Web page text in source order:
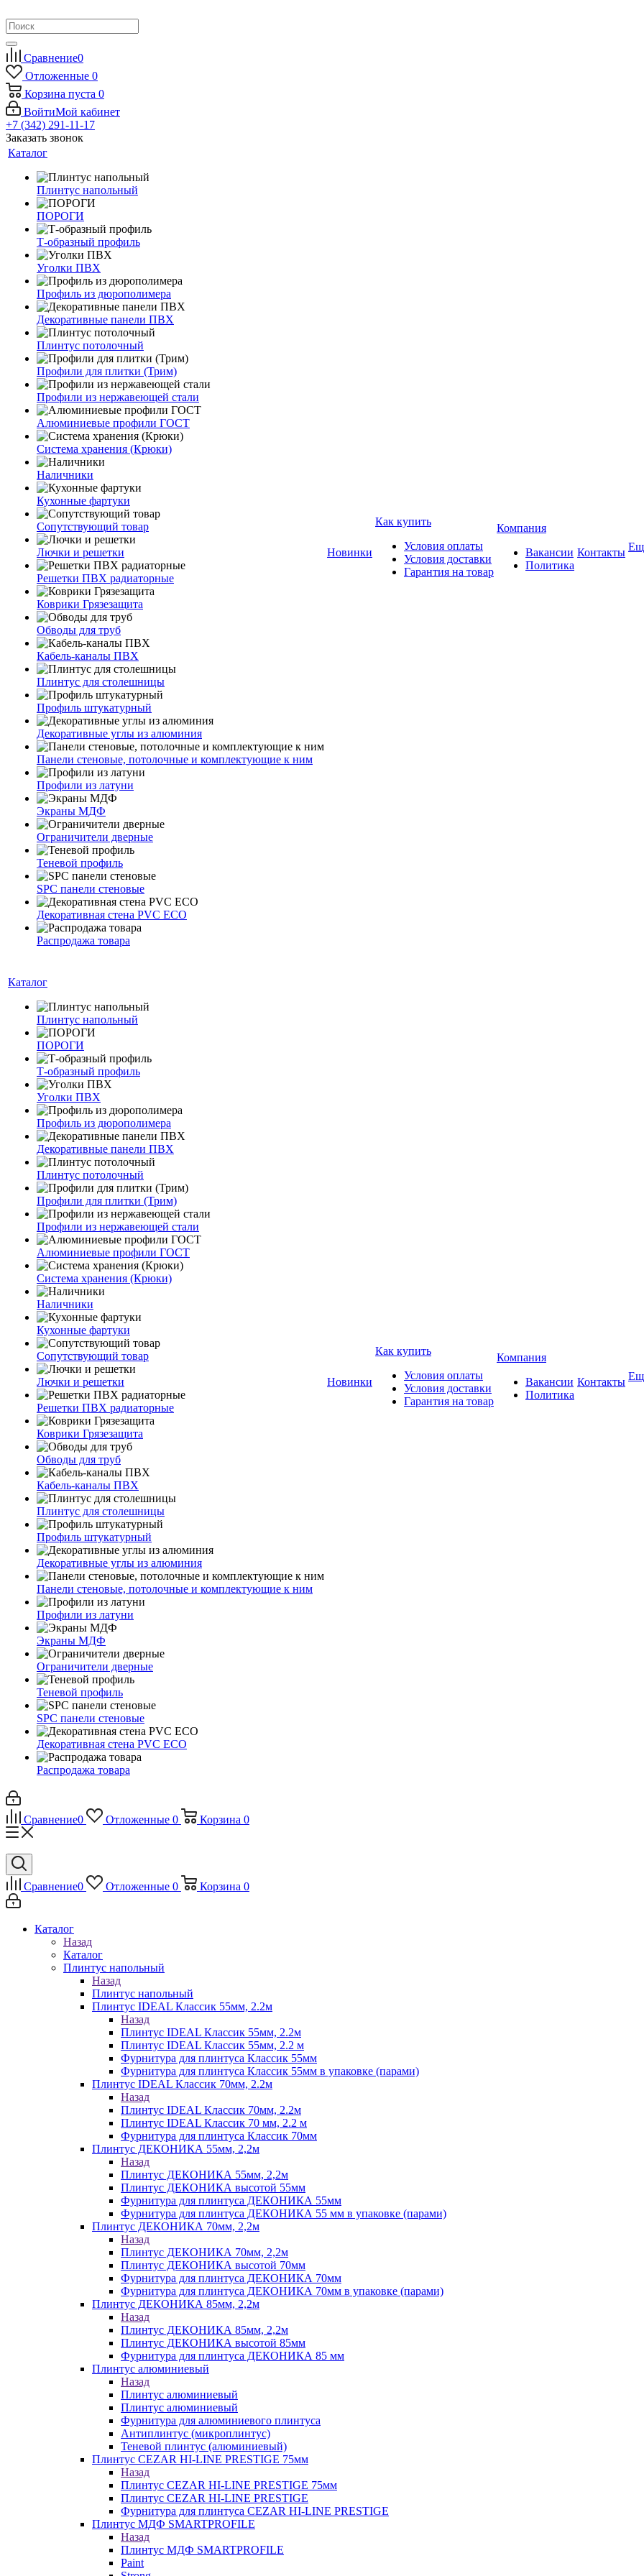
Сравнение0
Отложенные 0
Корзина пуста 0
ВойтиМой кабинет
+7 (342) 291-11-17
Заказать звонок
Каталог
Плинтус напольный
ПОРОГИ
Т-образный профиль
Уголки ПВХ
Профиль из дюрополимера
Декоративные панели ПВХ
Плинтус потолочный
Профили для плитки (Трим)
Профили из нержавеющей стали
Алюминиевые профили ГОСТ
Система хранения (Крюки)
Наличники
Кухонные фартуки
Сопутствующий товар
Лючки и решетки
Решетки ПВХ радиаторные
Коврики Грязезащита
Обводы для труб
Кабель-каналы ПВХ
Плинтус для столешницы
Профиль штукатурный
Декоративные углы из алюминия
Панели стеновые, потолочные и комплектующие к ним
Профили из латуни
Экраны МДФ
Ограничители дверные
Теневой профиль
SPC панели стеновые
Декоративная стена PVC ECO
Распродажа товара
Новинки
Как купить
Условия оплаты
Условия доставки
Гарантия на товар
Компания
Вакансии
Политика
Контакты
Каталог
Плинтус напольный
ПОРОГИ
Т-образный профиль
Уголки ПВХ
Профиль из дюрополимера
Декоративные панели ПВХ
Плинтус потолочный
Профили для плитки (Трим)
Профили из нержавеющей стали
Алюминиевые профили ГОСТ
Система хранения (Крюки)
Наличники
Кухонные фартуки
Сопутствующий товар
Лючки и решетки
Решетки ПВХ радиаторные
Коврики Грязезащита
Обводы для труб
Кабель-каналы ПВХ
Плинтус для столешницы
Профиль штукатурный
Декоративные углы из алюминия
Панели стеновые, потолочные и комплектующие к ним
Профили из латуни
Экраны МДФ
Ограничители дверные
Теневой профиль
SPC панели стеновые
Декоративная стена PVC ECO
Распродажа товара
Новинки
Как купить
Условия оплаты
Условия доставки
Гарантия на товар
Компания
Вакансии
Политика
Контакты
Сравнение0 Отложенные 0 Корзина 0
Сравнение0 Отложенные 0 Корзина 0
Каталог
Назад
Каталог
Плинтус напольный
Назад
Плинтус напольный
Плинтус IDEAL Классик 55мм, 2.2м
Назад
Плинтус IDEAL Классик 55мм, 2.2м
Плинтус IDEAL Классик 55мм, 2.2 м
Фурнитура для плинтуса Классик 55мм
Фурнитура для плинтуса Классик 55мм в упаковке (парами)
Плинтус IDEAL Классик 70мм, 2.2м
Назад
Плинтус IDEAL Классик 70мм, 2.2м
Плинтус IDEAL Классик 70 мм, 2.2 м
Фурнитура для плинтуса Классик 70мм
Плинтус ДЕКОНИКА 55мм, 2,2м
Назад
Плинтус ДЕКОНИКА 55мм, 2,2м
Плинтус ДЕКОНИКА высотой 55мм
Фурнитура для плинтуса ДЕКОНИКА 55мм
Фурнитура для плинтуса ДЕКОНИКА 55 мм в упаковке (парами)
Плинтус ДЕКОНИКА 70мм, 2,2м
Назад
Плинтус ДЕКОНИКА 70мм, 2,2м
Плинтус ДЕКОНИКА высотой 70мм
Фурнитура для плинтуса ДЕКОНИКА 70мм
Фурнитура для плинтуса ДЕКОНИКА 70мм в упаковке (парами)
Плинтус ДЕКОНИКА 85мм, 2,2м
Назад
Плинтус ДЕКОНИКА 85мм, 2,2м
Плинтус ДЕКОНИКА высотой 85мм
Фурнитура для плинтуса ДЕКОНИКА 85 мм
Плинтус алюминиевый
Назад
Плинтус алюминиевый
Плинтус алюминиевый
Фурнитура для алюминиевого плинтуса
Антиплинтус (микроплинтус)
Теневой плинтус (алюминиевый)
Плинтус CEZAR HI-LINE PRESTIGE 75мм
Назад
Плинтус CEZAR HI-LINE PRESTIGE 75мм
Плинтус CEZAR HI-LINE PRESTIGE
Фурнитура для плинтуса CEZAR HI-LINE PRESTIGE
Плинтус МДФ SMARTPROFILE
Назад
Плинтус МДФ SMARTPROFILE
Paint